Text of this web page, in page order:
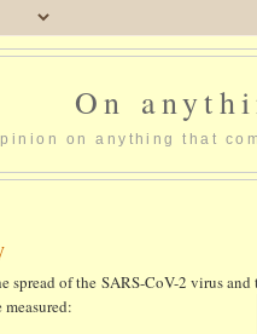
On
on anything that
spread of the SARS-CoV-2 virus